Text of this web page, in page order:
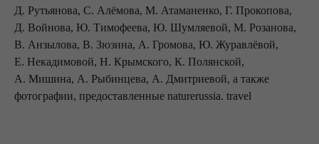
Д. Рутьянова, С. Алёмова, М. Атаманенко, Г. Прокопова,
Д. Войнова, Ю. Тимофеева, Ю. Шумляевой, М. Розанова,
В. Анзылова, В. Зюзина, А. Громова, Ю. Журавлёвой,
Е. Некадимовой, Н. Крымского, К. Полянской,
А. Мишина, А. Рыбинцева, А. Дмитриевой, а также
фотографии, предоставленные naturerussia. travel